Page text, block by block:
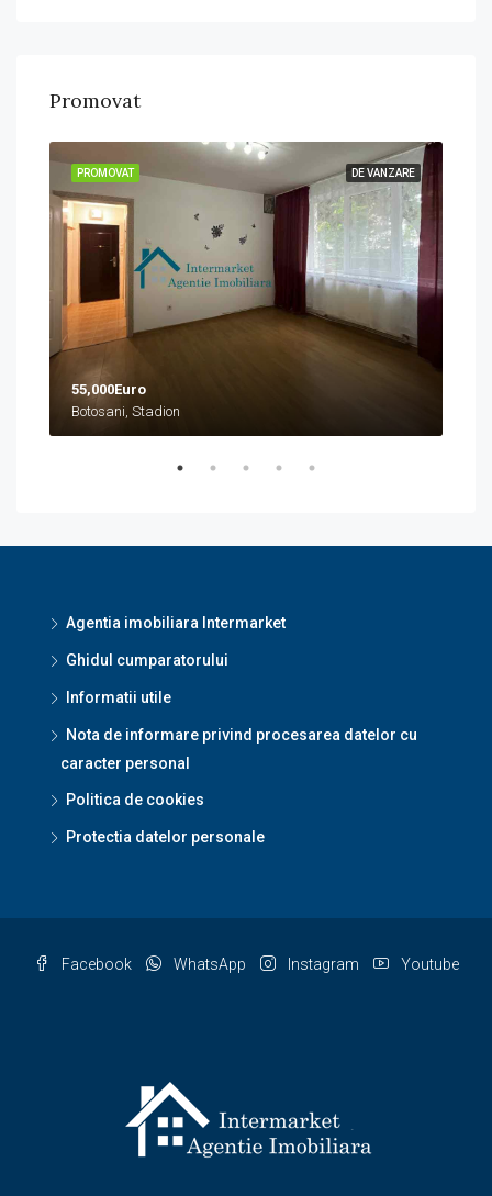
Promovat
DE VANZARE
PROMOVAT
55,000Euro
Botosani, Stadion
Agentia imobiliara Intermarket
Ghidul cumparatorului
Informatii utile
Nota de informare privind procesarea datelor cu
caracter personal
Politica de cookies
Protectia datelor personale
Facebook WhatsApp Instagram Youtube